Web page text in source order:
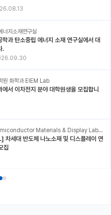
너지소재연구실
과 탄소중립 에너지 소재 연구실에서 대
.
원 화학과 EIEM Lab
서 이차전지 분야 대학원생을 모집합니
한양대학교 Nanosemiconductor Materials & Display Laboratory
차세대 반도체 나노소재 및 디스플레이 연
집